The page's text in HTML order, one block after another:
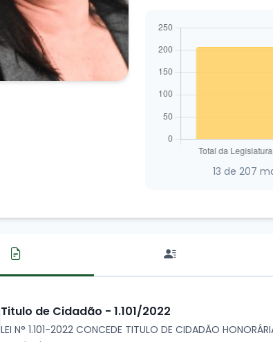
13 de 207
Titulo de Cidadão - 1.101/2022
LEI N° 1.101-2022 CONCEDE TITULO DE CIDADÃO